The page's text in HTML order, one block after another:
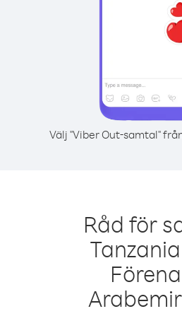
Välj "Viber Out-samtal"
Råd för